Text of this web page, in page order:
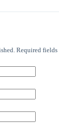
Required fields